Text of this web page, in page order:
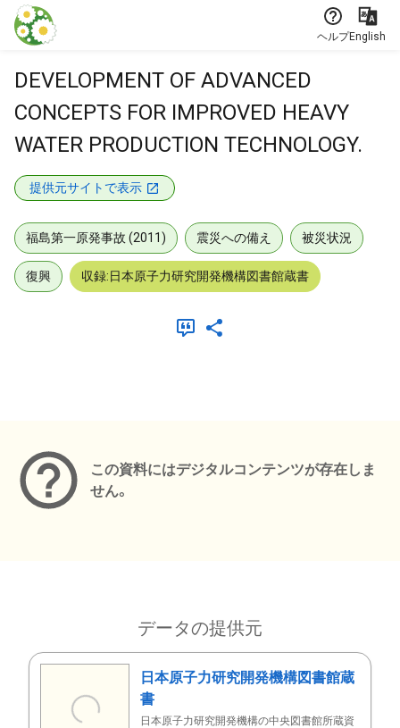
本文に飛ぶ
ヘルプEnglish
DEVELOPMENT OF ADVANCED
CONCEPTS FOR IMPROVED HEAVY
WATER PRODUCTION TECHNOLOGY.
提供元サイトで表示
福島第一原発事故 (2011) 震災への備え 被災状況
復興 収録:日本原子力研究開発機構図書館蔵書
この資料にはデジタルコンテンツが存在しま
せん。
データの提供元
日本原子力研究開発機構図書館蔵
書
日本原子力研究開発機構の中央図書館所蔵資